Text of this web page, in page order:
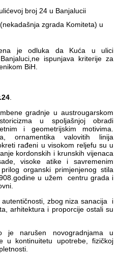
broj 24 u Banjalucii
zgrada Komiteta) u
je odluka da Kuća u ulici
ispunjava kriterije za
BiH.
.
gradnje u austrougarskom
u spoljašnjoj obradi
i geometrijskim motivima.
ornamentika valovitih linija
rađeni u visokom reljefu su u
kordonskih i krunskih vijenaca
visoke atike i savremenim
organski primjenjenog stila
u užem centru grada i
zbog niza sanacija i
arhitektura i proporcije ostali su
je narušen novogradnjama u
u kontinuitetu upotrebe, fizičkoj